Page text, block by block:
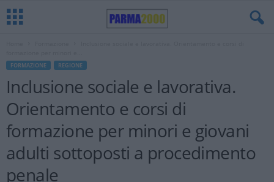
FORMAZIONE REGIONE
Inclusione sociale e lavorativa.
Orientamento e corsi di
formazione per minori e giovani
adulti sottoposti a procedimento
penale